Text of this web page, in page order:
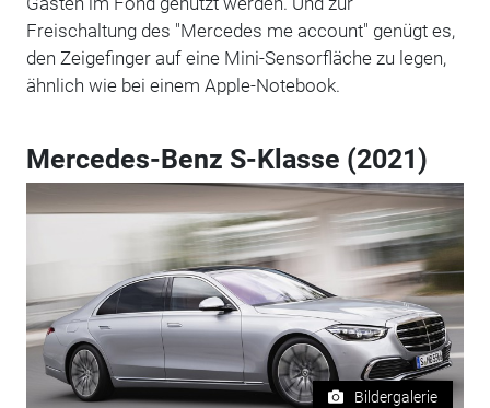
Freischaltung des "Mercedes me account" genügt es,
den Zeigefinger auf eine Mini-Sensorfläche zu legen,
ähnlich wie bei einem Apple-Notebook.
Mercedes-Benz S-Klasse (2021)
Bildergalerie